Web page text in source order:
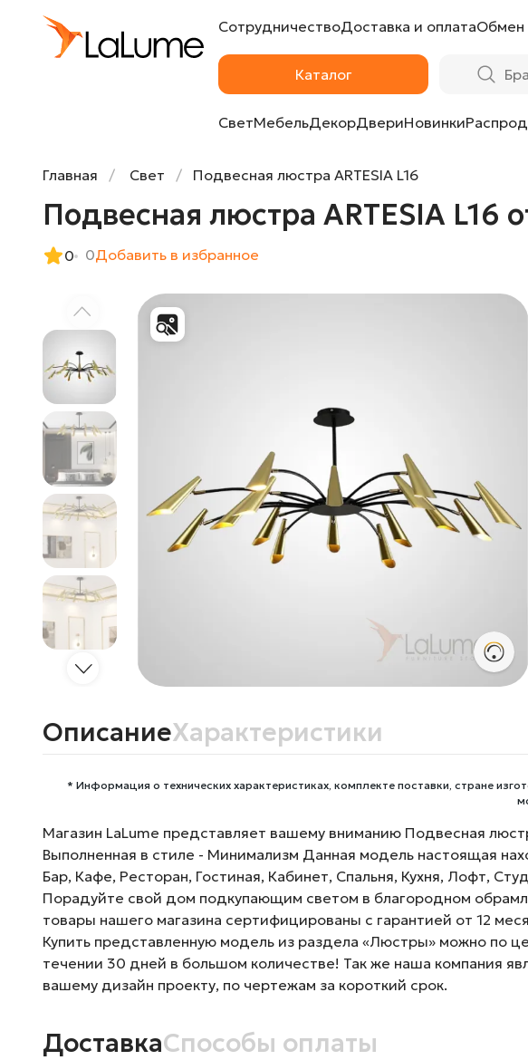
СотрудничествоДоставка и оплатаОбмен
Каталог
СветМебельДекорДвериНовинки
Главная Свет Подвесная люстра ARTESIA L16
Подвесная люстра ARTESIA L16
0 0Добавить в избранное
ОписаниеХарактеристики
* Информация о технических характеристиках, комплекте поставки, стране
Магазин LaLume представляет вашему вниманию Подвесная
Выполненная в стиле - Минимализм Данная модель настоящая
Бар, Кафе, Ресторан, Гостиная, Кабинет, Спальня, Кухня, Лофт,
Порадуйте свой дом подкупающим светом в благородном
товары нашего магазина сертифицированы с гарантией от 12
Купить представленную модель из раздела «Люстры» можно по
течении 30 дней в большом количестве! Так же наша компания
вашему дизайн проекту, по чертежам за короткий срок.
ДоставкаСпособы оплаты
Подвесная люстра ARTESIA L16 от ImperiumLoft